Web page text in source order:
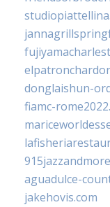
donglaishun-
fiamc-
aguadulce-
jakehovis.com